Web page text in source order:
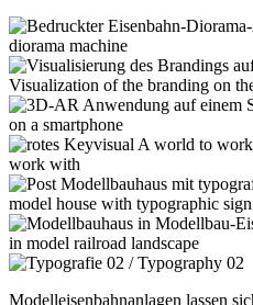
Modelleisenbahnanlagen lassen